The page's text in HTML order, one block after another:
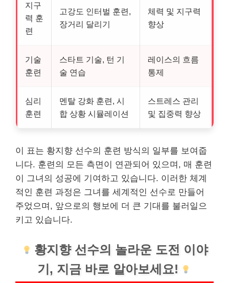
지구
력 훈
련
고강도 인터벌 훈련,
장거리 달리기
체력 및 지구력
향상
기술
훈련
스타트 기술, 턴 기
술 연습
레이스의 흐름
통제
심리
훈련
멘탈 강화 훈련, 시
합 상황 시뮬레이션
스트레스 관리
및 집중력 향상
이 표는 황지향 선수의 훈련 방식의 일부를 보여줍
니다. 훈련의 모든 측면이 연관되어 있으며, 매 훈련
이 그녀의 성공에 기여하고 있습니다. 이러한 체계
적인 훈련 과정은 그녀를 세계적인 선수로 만들어
주었으며, 앞으로의 행보에 더 큰 기대를 불러일으
키고 있습니다.
황지향 선수의 놀라운 도전 이야
기, 지금 바로 알아보세요!